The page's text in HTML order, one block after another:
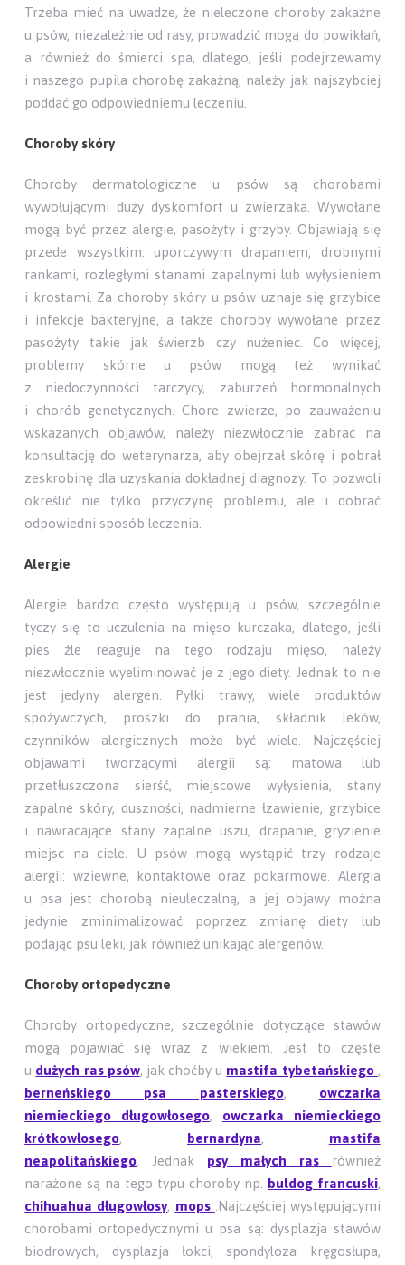
Trzeba mieć na uwadze, że nieleczone choroby zakaźne
u psów, niezależnie od rasy, prowadzić mogą do powikłań,
a również do śmierci spa, dlatego, jeśli podejrzewamy
i naszego pupila chorobę zakaźną, należy jak najszybciej
poddać go odpowiedniemu leczeniu.
Choroby skóry
Choroby dermatologiczne u psów są chorobami
wywołującymi duży dyskomfort u zwierzaka. Wywołane
mogą być przez alergie, pasożyty i grzyby. Objawiają się
przede wszystkim: uporczywym drapaniem, drobnymi
rankami, rozległymi stanami zapalnymi lub wyłysieniem
i krostami. Za choroby skóry u psów uznaje się grzybice
i infekcje bakteryjne, a także choroby wywołane przez
pasożyty takie jak świerzb czy nużeniec. Co więcej,
problemy skórne u psów mogą też wynikać
z niedoczynności tarczycy, zaburzeń hormonalnych
i chorób genetycznych. Chore zwierze, po zauważeniu
wskazanych objawów, należy niezwłocznie zabrać na
konsultację do weterynarza, aby obejrzał skórę i pobrał
zeskrobinę dla uzyskania dokładnej diagnozy. To pozwoli
określić nie tylko przyczynę problemu, ale i dobrać
odpowiedni sposób leczenia.
Alergie
Alergie bardzo często występują u psów, szczególnie
tyczy się to uczulenia na mięso kurczaka, dlatego, jeśli
pies źle reaguje na tego rodzaju mięso, należy
niezwłocznie wyeliminować je z jego diety. Jednak to nie
jest jedyny alergen. Pyłki trawy, wiele produktów
spożywczych, proszki do prania, składnik leków,
czynników alergicznych może być wiele. Najczęściej
objawami tworzącymi alergii są: matowa lub
przetłuszczona sierść, miejscowe wyłysienia, stany
zapalne skóry, duszności, nadmierne łzawienie, grzybice
i nawracające stany zapalne uszu, drapanie, gryzienie
miejsc na ciele. U psów mogą wystąpić trzy rodzaje
alergii: wziewne, kontaktowe oraz pokarmowe. Alergia
u psa jest chorobą nieuleczalną, a jej objawy można
jedynie zminimalizować poprzez zmianę diety lub
podając psu leki, jak również unikając alergenów.
Choroby ortopedyczne
Choroby ortopedyczne, szczególnie dotyczące stawów
mogą pojawiać się wraz z wiekiem. Jest to częste
u dużych ras psów, jak choćby u mastifa tybetańskiego ,
berneńskiego psa pasterskiego, owczarka
niemieckiego długowłosego, owczarka niemieckiego
krótkowłosego, bernardyna, mastifa
neapolitańskiego . Jednak psy małych ras również
narażone są na tego typu choroby np. buldog francuski,
chihuahua długowłosy, mops .Najczęściej występującymi
chorobami ortopedycznymi u psa są: dysplazja stawów
biodrowych, dysplazja łokci, spondyloza kręgosłupa,